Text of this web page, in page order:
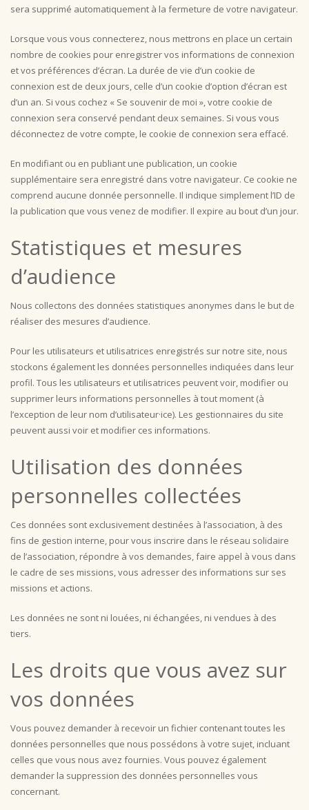
sera supprimé automatiquement à la fermeture de votre navigateur.
Lorsque vous vous connecterez, nous mettrons en place un certain
nombre de cookies pour enregistrer vos informations de connexion
et vos préférences d’écran. La durée de vie d’un cookie de
connexion est de deux jours, celle d’un cookie d’option d’écran est
d’un an. Si vous cochez « Se souvenir de moi », votre cookie de
connexion sera conservé pendant deux semaines. Si vous vous
déconnectez de votre compte, le cookie de connexion sera effacé.
En modifiant ou en publiant une publication, un cookie
supplémentaire sera enregistré dans votre navigateur. Ce cookie ne
comprend aucune donnée personnelle. Il indique simplement l’ID de
la publication que vous venez de modifier. Il expire au bout d’un jour.
Statistiques et mesures
d’audience
Nous collectons des données statistiques anonymes dans le but de
réaliser des mesures d’audience.
Pour les utilisateurs et utilisatrices enregistrés sur notre site, nous
stockons également les données personnelles indiquées dans leur
profil. Tous les utilisateurs et utilisatrices peuvent voir, modifier ou
supprimer leurs informations personnelles à tout moment (à
l’exception de leur nom d’utilisateur·ice). Les gestionnaires du site
peuvent aussi voir et modifier ces informations.
Utilisation des données
personnelles collectées
Ces données sont exclusivement destinées à l’association, à des
fins de gestion interne, pour vous inscrire dans le réseau solidaire
de l’association, répondre à vos demandes, faire appel à vous dans
le cadre de ses missions, vous adresser des informations sur ses
missions et actions.
Les données ne sont ni louées, ni échangées, ni vendues à des
tiers.
Les droits que vous avez sur
vos données
Vous pouvez demander à recevoir un fichier contenant toutes les
données personnelles que nous possédons à votre sujet, incluant
celles que vous nous avez fournies. Vous pouvez également
demander la suppression des données personnelles vous
concernant.